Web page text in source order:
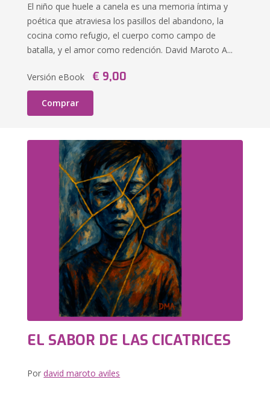
El niño que huele a canela es una memoria íntima y
poética que atraviesa los pasillos del abandono, la
cocina como refugio, el cuerpo como campo de
batalla, y el amor como redención. David Maroto A...
Versión eBook € 9,00
Comprar
EL SABOR DE LAS CICATRICES
Pordavid maroto aviles